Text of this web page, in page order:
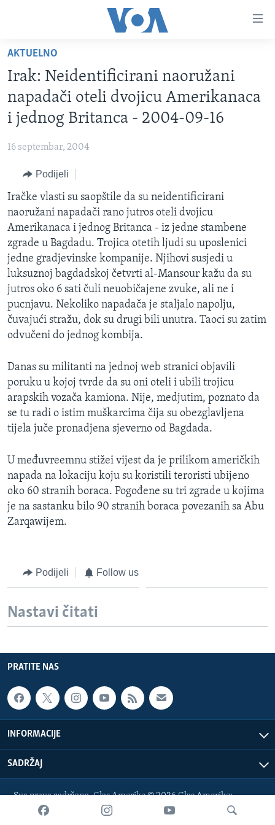
glavni
sadržaj
na
glavnu
Idi
pretragu
TV PROGRAM
FOTOGRAFIJE DANA
VIJESTI
SJEDINJENE AMERIČKE DRŽAVE
BOSNA I HERCEGOVINA
SVIJET
NAUKA I TEHNOLOGIJA
SPECIJALNI PROJEKTI
KORUPCIJA
SLOBODA MEDIJA
ŽENSKA STRANA
IZBJEGLIČKA STRANA
MAGAZIN
O GLASU AMERIKE
Learning English
Jezici
AKTUELNO
Irak: Neidentificirani naoružani
napadači oteli dvojicu Amerikanaca
i jednog Britanca - 2004-09-16
16 septembar, 2004
Podijeli
Iračke vlasti su saopštile da su neidentificirani
naoružani napadači rano jutros oteli dvojicu
Amerikanaca i jednog Britanca - iz jedne stambene
zgrade u Bagdadu. Trojica otetih ljudi su uposlenici
jedne gradjevinske kompanije. Njihovi susjedi u
luksuznoj bagdadskoj četvrti al-Mansour kažu da su
jutros oko 6 sati čuli neuobičajene zvuke, ali ne i
pucnjavu. Nekoliko napadača je staljalo napolju,
čuvajući stražu, dok su drugi bili unutra. Taoci su zatim
odvučeni do jednog kombija.
Danas su militanti na jednoj web stranici objavili
poruku u kojoj tvrde da su oni oteli i ubili trojicu
arapskih vozača kamiona. Nije, medjutim, poznato da
se tu radi o istim muškarcima čija su obezglavljena
tijela juče pronadjena sjeverno od Bagdada.
U međuvreemnu stižei vijest da je prilikom američkih
napada na lokaciju koju su koristili teroristi ubijeno
oko 60 stranih boraca. Pogođene su tri zgrade u kojima
je na sastanku bilo 90 stranih boraca povezanih sa Abu
Zarqawijem.
Podijeli Follow us
Nastavi čitati
PRATITE NAS
INFORMACIJE
SADRŽAJ
Sva prava zadržana. Glas Amerike © 2026 Glas Amerike:
bosnian-service@voanews.com